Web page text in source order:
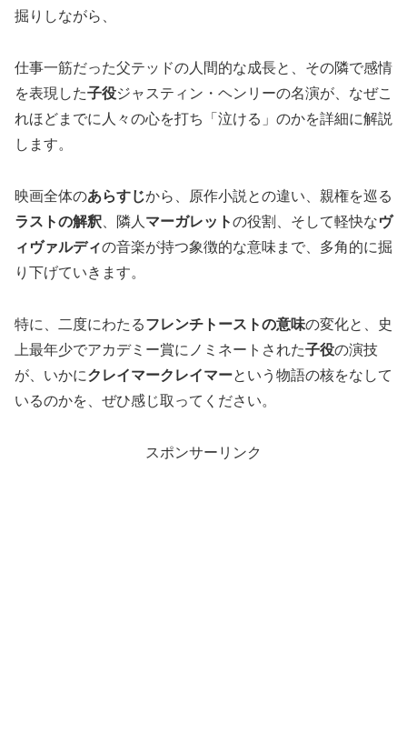
掘りしながら、
仕事一筋だった父テッドの人間的な成長と、その隣で感情
を表現した子役ジャスティン・ヘンリーの名演が、なぜこ
れほどまでに人々の心を打ち「泣ける」のかを詳細に解説
します。
映画全体のあらすじから、原作小説との違い、親権を巡る
ラストの解釈 、隣人 マーガレットの役割、そして軽快なヴ
ィヴァルディの音楽が持つ象徴的な意味まで、多角的に掘
り下げていきます。
特に、二度にわたるフレンチトーストの意味の変化と、史
上最年少でアカデミー賞にノミネートされた子役の演技
が、いかにクレイマークレイマーという物語の核をなして
いるのかを、ぜひ感じ取ってください。
スポンサーリンク